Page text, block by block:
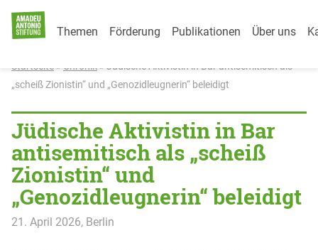
Weiter zum InhaltCategory Menu
Themen Förderung Publikationen Über uns
Startseite» Chronik» Jüdische Aktivistin in Bar antisemitisch als
„scheiß Zionistin“ und „Genozidleugnerin“ beleidigt
Jüdische Aktivistin in Bar
antisemitisch als „scheiß
Zionistin“ und
„Genozidleugnerin“ beleidigt
21. April 2026, Berlin